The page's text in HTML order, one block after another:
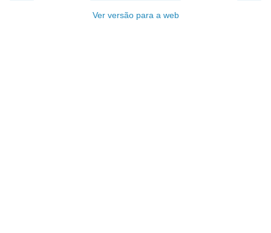
Ver versão para a web